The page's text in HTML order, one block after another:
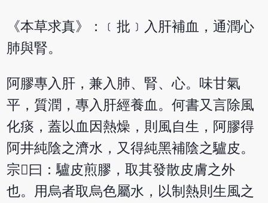
《本草求真》：﹝批﹞入肝補血，通潤心
肺與腎。
阿膠專入肝，兼入肺、腎、心。味甘氣
平，質潤，專入肝經養血。何書又言除風
化痰，蓋以血因熱燥，則風自生，阿膠得
阿井純陰之濟水，又得純黑補陰之驢皮。
宗曰：驢皮煎膠，取其發散皮膚之外
也。用烏者取烏色屬水，以制熱則生風之